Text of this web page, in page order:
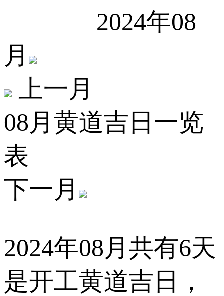
2024年08
月
上一月
08月黄道吉日一览
表
下一月
2024年08月共有6天
是开工黄道吉日，